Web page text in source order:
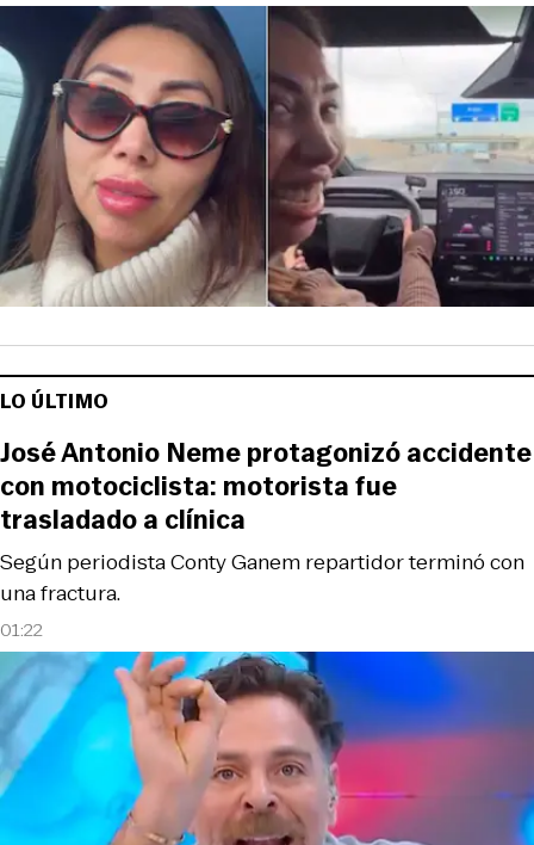
LO ÚLTIMO
01:22
Según periodista Conty Ganem repartidor terminó con
una fractura.
José Antonio Neme protagonizó accidente
con motociclista: motorista fue
trasladado a clínica